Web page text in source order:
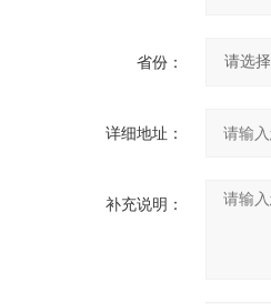
省份：
详细地址：
补充说明：